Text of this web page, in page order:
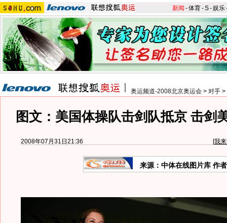
新闻 -体育-S-娱乐
奥运频道-2008北京奥运会 > 对手 >
图文：美国体操队击剑队抵京 击剑
2008年07月31日21:36 [我
来源：中体在线图片库 作